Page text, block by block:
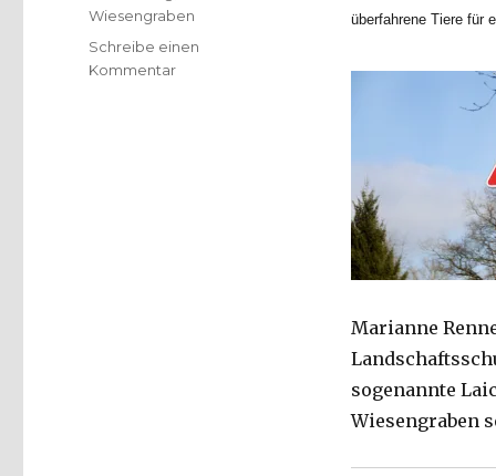
überfahrene Tiere für
Marianne
sogenannte
Wiesengraben
Wiesengraben
Schreibe einen
Kommentarzu